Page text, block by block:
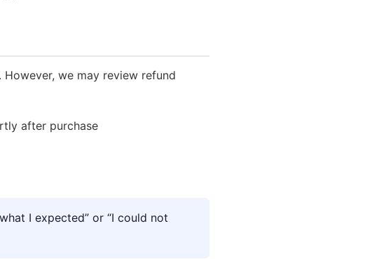
we may review refund
after purchase
I expected” or “I could not